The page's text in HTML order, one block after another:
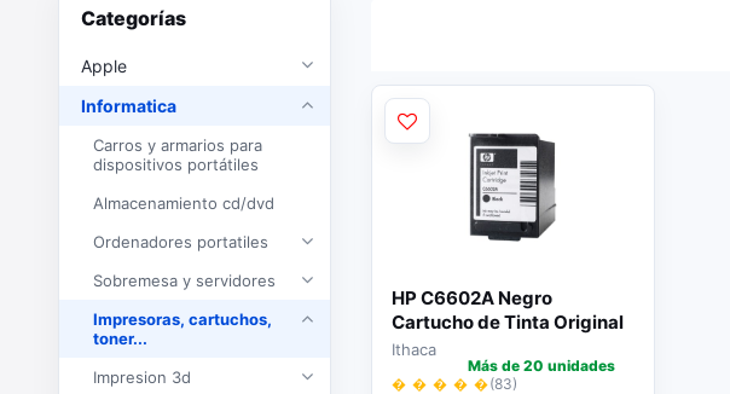
Categorías
Apple
Informatica
Carros y armarios para
dispositivos portátiles
Almacenamiento cd/dvd
Ordenadores portatiles
Sobremesa y servidores
Impresoras, cartuchos,
toner...
Impresion 3d
HP C6602A Negro
Cartucho de Tinta Original
Ithaca
� � � � �(83)
Más de 20 unidades